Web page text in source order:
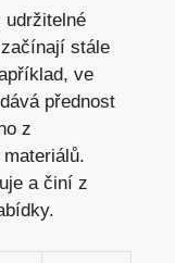
udržitelné
stále
ve
přednost
z
a činí z